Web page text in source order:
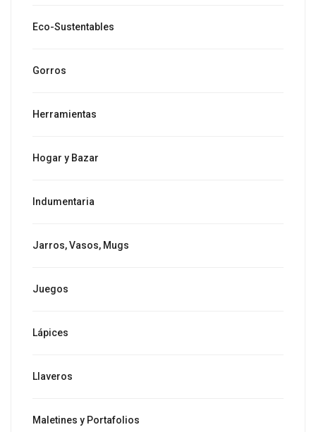
Eco-Sustentables
Gorros
Herramientas
Hogar y Bazar
Indumentaria
Jarros, Vasos, Mugs
Juegos
Lápices
Llaveros
Maletines y Portafolios